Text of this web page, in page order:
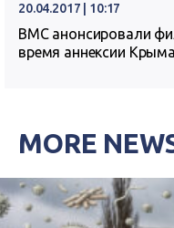
20.04.2017 | 10:17
ВМС анонсировали
время аннексии Крыма
MORE